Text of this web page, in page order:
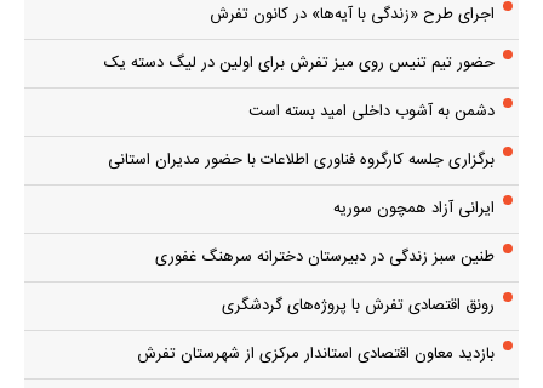
اجرای طرح «زندگی با آیه‌ها» در کانون تفرش
حضور تیم تنیس روی میز تفرش برای اولین در لیگ دسته یک
دشمن به آشوب داخلی امید بسته است
برگزاری جلسه کارگروه فناوری اطلاعات با حضور مدیران استانی
ایرانی آزاد همچون سوریه
طنین سبز زندگی در دبیرستان دخترانه سرهنگ غفوری
رونق اقتصادی تفرش با پروژه‌های گردشگری
بازدید معاون اقتصادی استاندار مرکزی از شهرستان تفرش